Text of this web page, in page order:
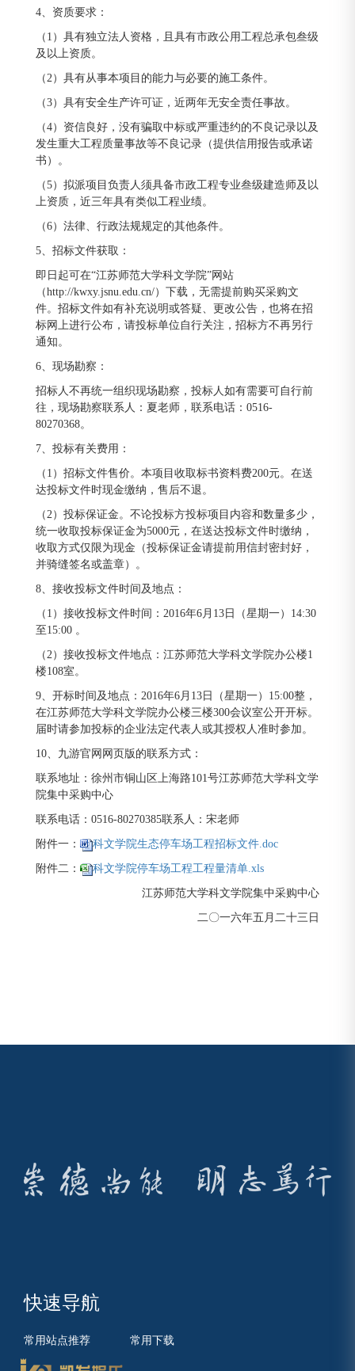
4、资质要求：
（1）具有独立法人资格，且具有市政公用工程总承包叁级
及以上资质。
（2）具有从事本项目的能力与必要的施工条件。
（3）具有安全生产许可证，近两年无安全责任事故。
（4）资信良好，没有骗取中标或严重违约的不良记录以及
发生重大工程质量事故等不良记录（提供信用报告或承诺
书）。
（5）拟派项目负责人须具备市政工程专业叁级建造师及以
上资质，近三年具有类似工程业绩。
（6）法律、行政法规规定的其他条件。
5、招标文件获取：
即日起可在“江苏师范大学科文学院”网站
（http://kwxy.jsnu.edu.cn/）下载，无需提前购买采购文
件。招标文件如有补充说明或答疑、更改公告，也将在招
标网上进行公布，请投标单位自行关注，招标方不再另行
通知。
6、现场勘察：
招标人不再统一组织现场勘察，投标人如有需要可自行前
往，现场勘察联系人：夏老师，联系电话：0516-
80270368。
7、投标有关费用：
（1）招标文件售价。本项目收取标书资料费200元。在送
达投标文件时现金缴纳，售后不退。
（2）投标保证金。不论投标方投标项目内容和数量多少，
统一收取投标保证金为5000元，在送达投标文件时缴纳，
收取方式仅限为现金（投标保证金请提前用信封密封好，
并骑缝签名或盖章）。
8、接收投标文件时间及地点：
（1）接收投标文件时间：2016年6月13日（星期一）14:30
至15:00 。
（2）接收投标文件地点：江苏师范大学科文学院办公楼1
楼108室。
9、开标时间及地点：2016年6月13日（星期一）15:00整，
在江苏师范大学科文学院办公楼三楼300会议室公开开标。
届时请参加投标的企业法定代表人或其授权人准时参加。
10、九游官网网页版的联系方式：
联系地址：徐州市铜山区上海路101号江苏师范大学科文学
院集中采购中心
联系电话：0516-80270385联系人：宋老师
附件一： 科文学院生态停车场工程招标文件.doc
附件二： 科文学院停车场工程工程量清单.xls
江苏师范大学科文学院集中采购中心
二〇一六年五月二十三日
快速导航
常用站点推荐 常用下载